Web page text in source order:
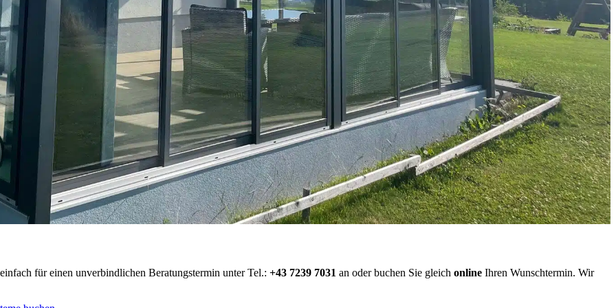
für einen unverbindlichen Beratungstermin unter Tel.: +43 7239 7031 an oder buchen Sie gleich online Ihren Wunschtermin. Wir